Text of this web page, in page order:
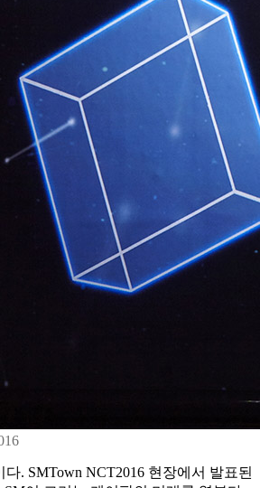
. SMTown NCT2016 현장에서 발표된